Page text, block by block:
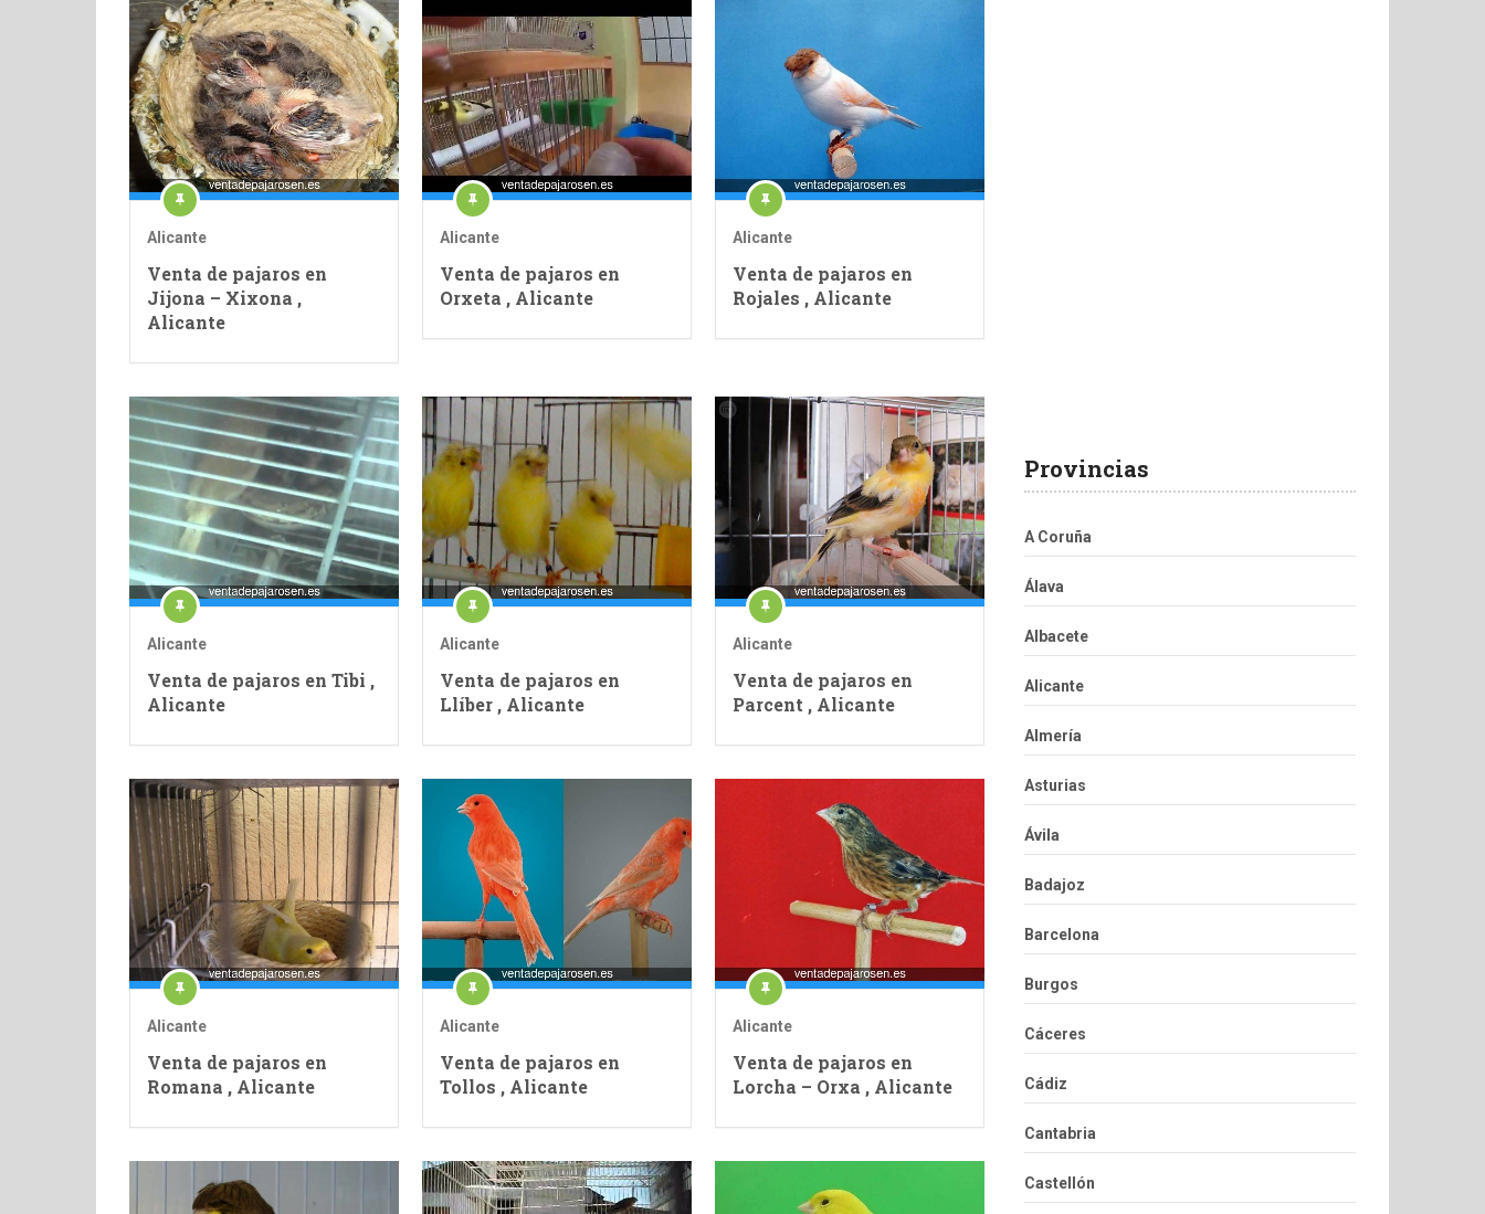
Alicante
Venta de pajaros en
Jijona – Xixona ,
Alicante
Alicante
Venta de pajaros en
Orxeta , Alicante
Alicante
Venta de pajaros en
Rojales , Alicante
Alicante
Venta de pajaros en Tibi ,
Alicante
Alicante
Venta de pajaros en
Llíber , Alicante
Alicante
Venta de pajaros en
Parcent , Alicante
Alicante
Venta de pajaros en
Romana , Alicante
Alicante
Venta de pajaros en
Tollos , Alicante
Alicante
Venta de pajaros en
Lorcha – Orxa , Alicante
Provincias
A Coruña
Álava
Albacete
Alicante
Almería
Asturias
Ávila
Badajoz
Barcelona
Burgos
Cáceres
Cádiz
Cantabria
Castellón